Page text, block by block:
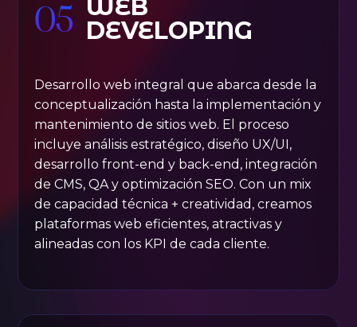
05 WEB
DEVELOPING
Desarrollo web integral que abarca desde la
conceptualización hasta la implementación y
mantenimiento de sitios web. El proceso
incluye análisis estratégico, diseño UX/UI,
desarrollo front-end y back-end, integración
de CMS, QA y optimización SEO. Con un mix
de capacidad técnica + creatividad, creamos
plataformas web eficientes, atractivas y
alineadas con los KPI de cada cliente.